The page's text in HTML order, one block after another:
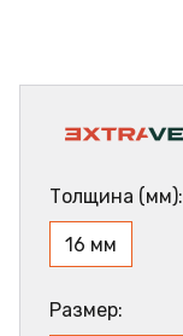
Толщина (мм):
16 мм
Размер: